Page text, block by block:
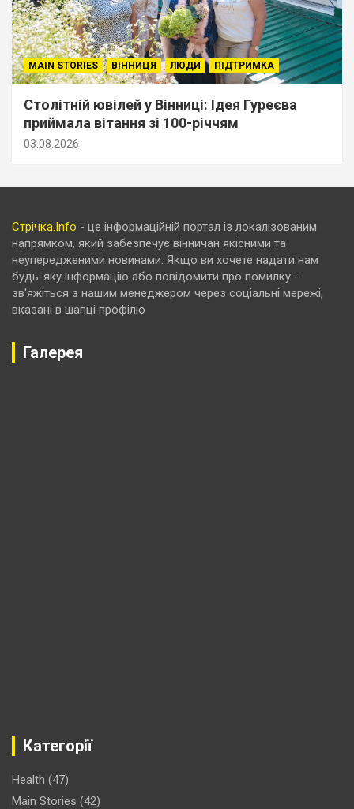
MAIN STORIES ВІННИЦЯ ЛЮДИ ПІДТРИМКА
Столітній ювілей у Вінниці: Ідея Гуреєва
приймала вітання зі 100-річчям
03.08.2026
Стрічка.Info - це інформаційній портал із локалізованим
напрямком, який забезпечує вінничан якісними та
неупередженими новинами. Якщо ви хочете надати нам
будь-яку інформацію або повідомити про помилку -
зв'яжіться з нашим менеджером через соціальні мережі,
вказані в шапці профілю
Галерея
Категорії
Health (47)
Main Stories (42)